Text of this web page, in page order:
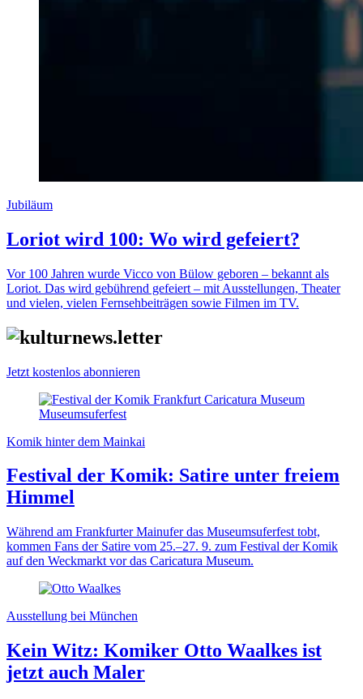
Jubiläum
Loriot wird 100: Wo wird gefeiert?
Vor 100 Jahren wurde Vicco von Bülow geboren – bekannt als
Loriot. Das wird gebührend gefeiert – mit Ausstellungen, Theater
und vielen, vielen Fernsehbeiträgen sowie Filmen im TV.
Jetzt kostenlos abonnieren
Komik hinter dem Mainkai
Festival der Komik: Satire unter freiem
Himmel
Während am Frankfurter Mainufer das Museumsuferfest tobt,
kommen Fans der Satire vom 25.–27. 9. zum Festival der Komik
auf den Weckmarkt vor das Caricatura Museum.
Ausstellung bei München
Kein Witz: Komiker Otto Waalkes ist
jetzt auch Maler